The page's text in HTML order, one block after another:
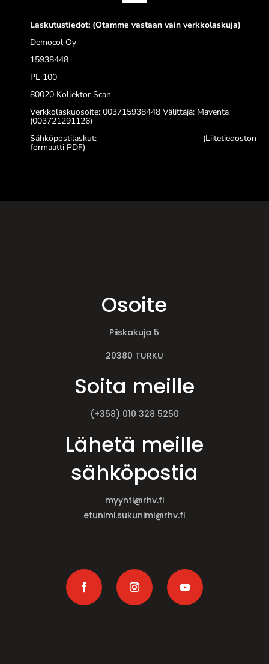
Laskutustiedot: (Otamme vastaan vain verkkolaskuja)
Democol Oy
15938448
PL 100
80020 Kollektor Scan
Verkkolaskuosoite: 003715938448 Välittäjä: Maventa
(003721291126)
Sähköpostilaskut:
(Liitetiedoston
formaatti PDF)
Osoite
Piiskakuja 5
20380 TURKU
Soita meille
(+358) 010 328 5250
Lähetä meille
sähköpostia
myynti@rhv.fi
etunimi.sukunimi@rhv.fi